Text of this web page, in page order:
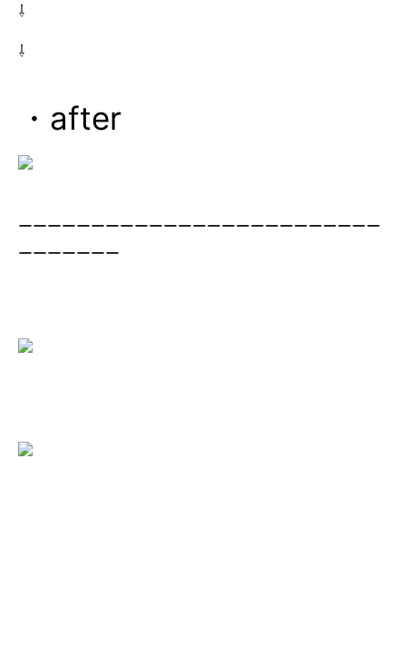
⇩
⇩
・after
ーーーーーーーーーーーーーーーーーーーーーーーーー
ーーーーーーー